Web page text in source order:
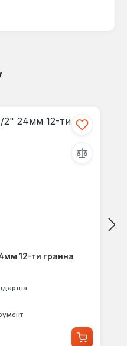
12-ти гранна